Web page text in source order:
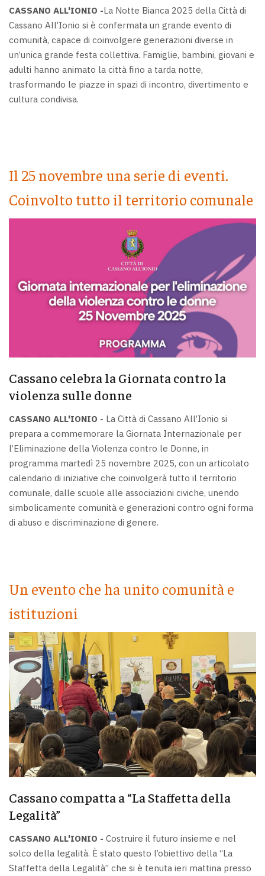
CASSANO ALL'IONIO -La Notte Bianca 2025 della Città di
Cassano All’Ionio si è confermata un grande evento di
comunità, capace di coinvolgere generazioni diverse in
un’unica grande festa collettiva. Famiglie, bambini, giovani e
adulti hanno animato la città fino a tarda notte,
trasformando le piazze in spazi di incontro, divertimento e
cultura condivisa.
Il 25 novembre una serie di eventi.
Coinvolto tutto il territorio comunale
Cassano celebra la Giornata contro la
violenza sulle donne
CASSANO ALL'IONIO - La Città di Cassano All’Ionio si
prepara a commemorare la Giornata Internazionale per
l’Eliminazione della Violenza contro le Donne, in
programma martedì 25 novembre 2025, con un articolato
calendario di iniziative che coinvolgerà tutto il territorio
comunale, dalle scuole alle associazioni civiche, unendo
simbolicamente comunità e generazioni contro ogni forma
di abuso e discriminazione di genere.
Un evento che ha unito comunità e
istituzioni
Cassano compatta a “La Staffetta della
Legalità”
CASSANO ALL'IONIO - Costruire il futuro insieme e nel
solco della legalità. È stato questo l’obiettivo della “La
Staffetta della Legalità” che si è tenuta ieri mattina presso